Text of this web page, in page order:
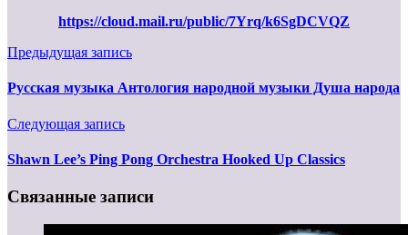
https://cloud.mail.ru/public/7Yrq/k6SgDCVQZ
Предыдущая запись
Русская музыка Антология народной музыки Душа народа
Следующая запись
Shawn Lee’s Ping Pong Orchestra Hooked Up Classics
Связанные записи